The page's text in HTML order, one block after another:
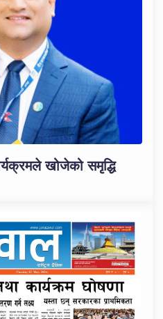
खोजेको समृद्धि